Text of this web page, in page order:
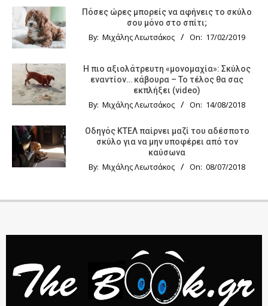
Πόσες ώρες μπορείς να αφήνεις το σκύλο
σου μόνο στο σπίτι;
By: Μιχάλης Λεωτσάκος On: 17/02/2019
Η πιο αξιολάτρευτη «μονομαχία»: Σκύλος
εναντίον… κάβουρα – Το τέλος θα σας
εκπλήξει (video)
By: Μιχάλης Λεωτσάκος On: 14/08/2018
Οδηγός KTΕΛ παίρνει μαζί του αδέσποτο
σκύλο για να μην υποφέρει από τον
καύσωνα
By: Μιχάλης Λεωτσάκος On: 08/07/2018